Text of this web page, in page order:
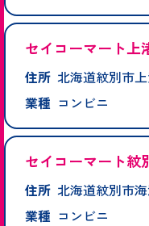
セイコーマート上
住所 北海道紋別市
業種 コンビニ
セイコーマート紋
住所 北海道紋別市
業種 コンビニ